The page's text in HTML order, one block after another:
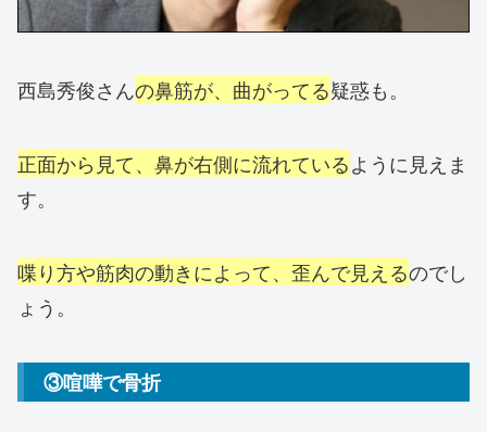
西島秀俊さんの鼻筋が、曲がってる疑惑も。
正面から見て、鼻が右側に流れているように見えま
す。
喋り方や筋肉の動きによって、歪んで見えるのでし
ょう。
③喧嘩で骨折